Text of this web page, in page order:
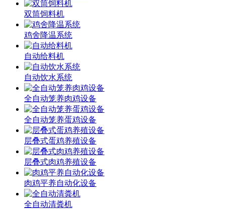
双筒饲料机
鸡舍降温系统
自动给料机
自动饮水系统
全自动笼养肉鸡设备
全自动笼养蛋鸡设备
层叠式蛋鸡养殖设备
层叠式肉鸡养殖设备
肉鸡平养自动化设备
全自动清粪机